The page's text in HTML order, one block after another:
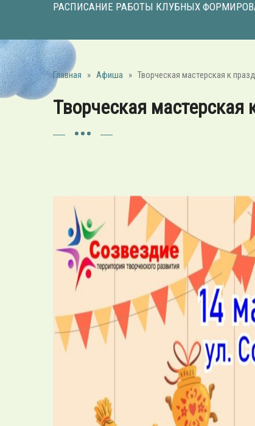
РАСПИСАНИЕ РАБОТЫ КЛУБНЫХ
Главная » Афиша » Творческая мастерская к
Творческая